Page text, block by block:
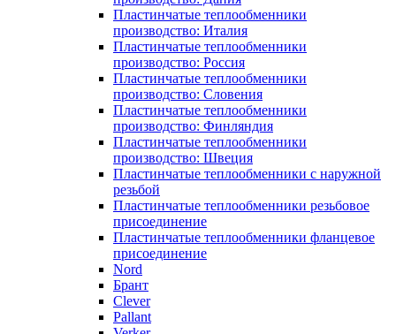
Пластинчатые теплообменники
производство: Италия
Пластинчатые теплообменники
производство: Россия
Пластинчатые теплообменники
производство: Словения
Пластинчатые теплообменники
производство: Финляндия
Пластинчатые теплообменники
производство: Швеция
Пластинчатые теплообменники с наружной
резьбой
Пластинчатые теплообменники резьбовое
присоединение
Пластинчатые теплообменники фланцевое
присоединение
Nord
Брант
Clever
Pallant